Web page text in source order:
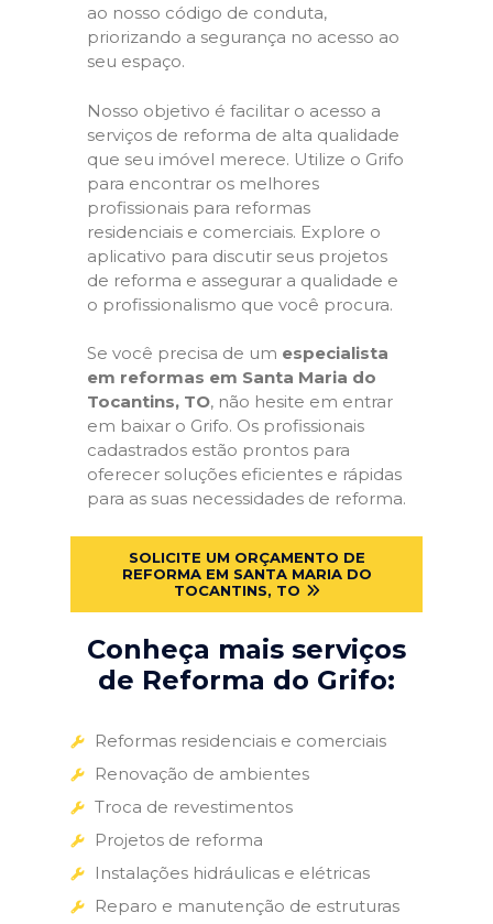
ao nosso código de conduta,
priorizando a segurança no acesso ao
seu espaço.
Nosso objetivo é facilitar o acesso a
serviços de reforma de alta qualidade
que seu imóvel merece. Utilize o Grifo
para encontrar os melhores
profissionais para reformas
residenciais e comerciais. Explore o
aplicativo para discutir seus projetos
de reforma e assegurar a qualidade e
o profissionalismo que você procura.
Se você precisa de um especialista
em reformas em Santa Maria do
Tocantins, TO, não hesite em entrar
em baixar o Grifo. Os profissionais
cadastrados estão prontos para
oferecer soluções eficientes e rápidas
para as suas necessidades de reforma.
SOLICITE UM ORÇAMENTO DE
REFORMA EM SANTA MARIA DO
TOCANTINS, TO
Conheça mais serviços
de Reforma do Grifo:
Reformas residenciais e comerciais
Renovação de ambientes
Troca de revestimentos
Projetos de reforma
Instalações hidráulicas e elétricas
Reparo e manutenção de estruturas